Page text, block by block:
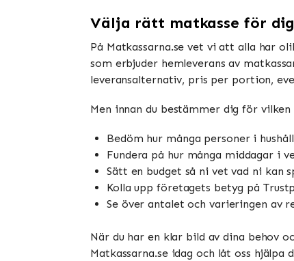
Välja rätt matkasse för dig
På Matkassarna.se vet vi att alla har
som erbjuder hemleverans av
leveransalternativ, pris per portion,
Men innan du bestämmer dig för
Bedöm hur många personer i
Fundera på hur många middagar i
Sätt en budget så ni vet vad ni kan
Kolla upp företagets betyg på
Se över antalet och varieringen av
När du har en klar bild av dina behov
Matkassarna.se idag och låt oss